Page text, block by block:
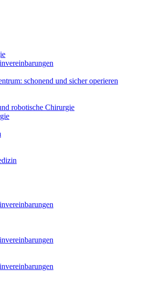
schonend und sicher operieren
robotische Chirurgie